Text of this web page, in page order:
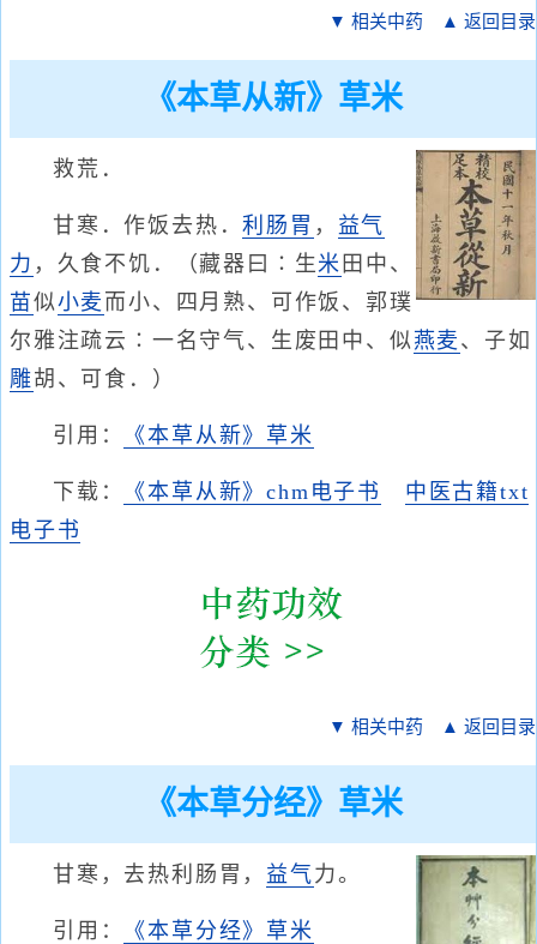
▼ 相关中药 ▲ 返回目录
《本草从新》草米
救荒．
甘寒．作饭去热．利肠胃 ， 益气
力 ，久食不饥．（藏器曰∶生米 田中、
苗似小麦 而小、四月熟、可作饭、郭璞
尔雅注疏云∶一名守气、生废田中、似燕麦 、子如
雕胡、可食．）
引用： 《本草从新》草米
下载： 《本草从新》chm电子书
中医古籍txt
电子书
▼ 相关中药 ▲ 返回目录
《本草分经》草米
甘寒，去热利肠胃， 益气力。
引用： 《本草分经》草米